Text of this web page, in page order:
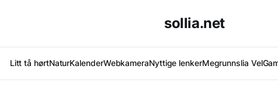
sollia.net
Litt tå hørtNaturKalenderWebkameraNyttige lenkerMegrunnslia Vel